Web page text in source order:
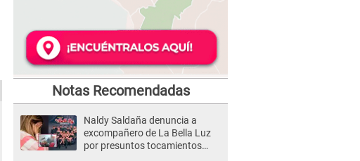
Notas Recomendadas
Naldy Saldaña denuncia a
excompañero de La Bella Luz
por presuntos tocamientos